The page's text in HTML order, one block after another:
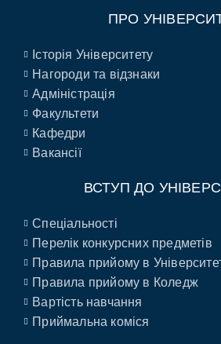
ПРО
Історія Університету
Нагороди та відзнаки
Адміністрація
Факультети
Кафедри
Вакансії
ВСТУП ДО
Спеціальності
Перелік конкурсних предметів
Правила прийому в
Правила прийому в Коледж
Вартість навчання
Приймальна коміся